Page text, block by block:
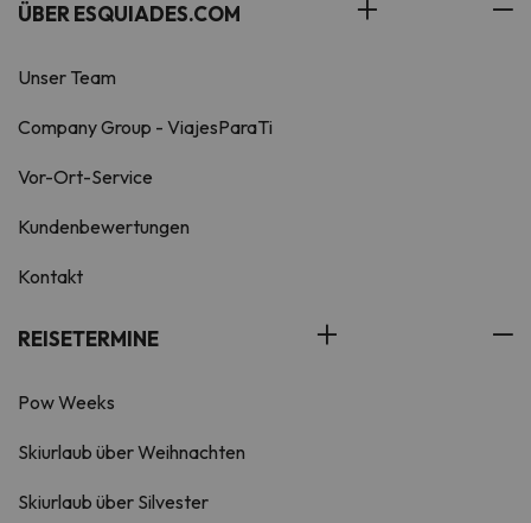
ÜBER ESQUIADES.COM
Unser Team
Company Group - ViajesParaTi
Vor-Ort-Service
Kundenbewertungen
Kontakt
REISETERMINE
Pow Weeks
Skiurlaub über Weihnachten
Skiurlaub über Silvester